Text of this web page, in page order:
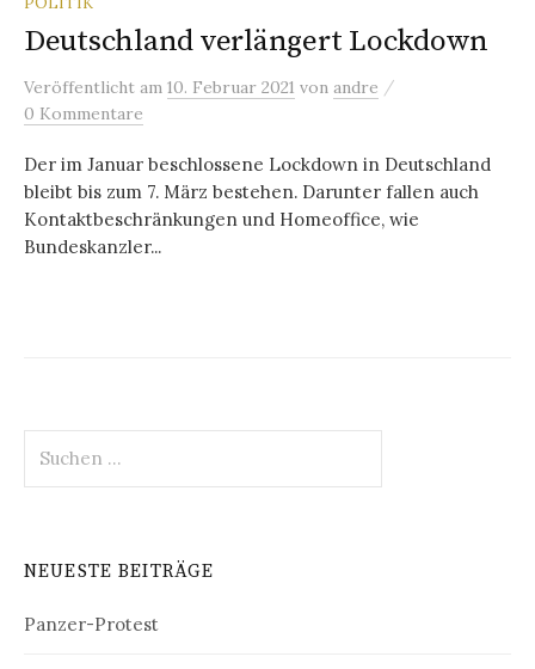
Deutschland verlängert Lockdown
Veröffentlicht am 10. Februar 2021 von andre /
0 Kommentare
Der im Januar beschlossene Lockdown in Deutschland
bleibt bis zum 7. März bestehen. Darunter fallen auch
Kontaktbeschränkungen und Homeoffice, wie
Bundeskanzler...
nach:
NEUESTE BEITRÄGE
Panzer-Protest